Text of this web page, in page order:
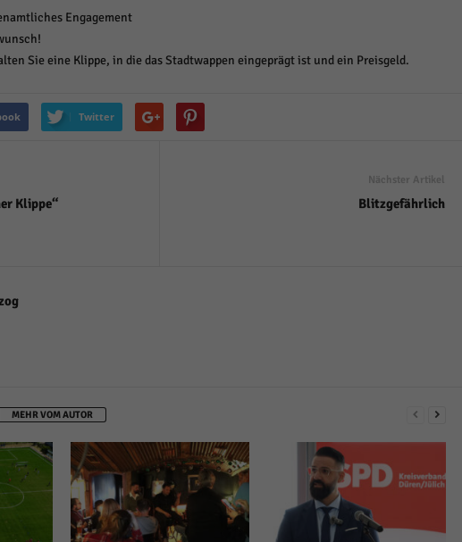
Engagement
Sie eine Klippe, in die das Stadtwappen eingeprägt ist und ein Preisgeld.
Twitter
Klippe“
Nächster Artikel
Blitzgefährlich
MEHR VOM AUTOR